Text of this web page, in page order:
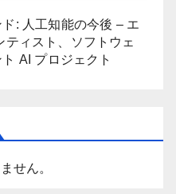
: 人工知能の今後 – エ
ティスト、ソフトウェ
AI プロジェクト
せん。